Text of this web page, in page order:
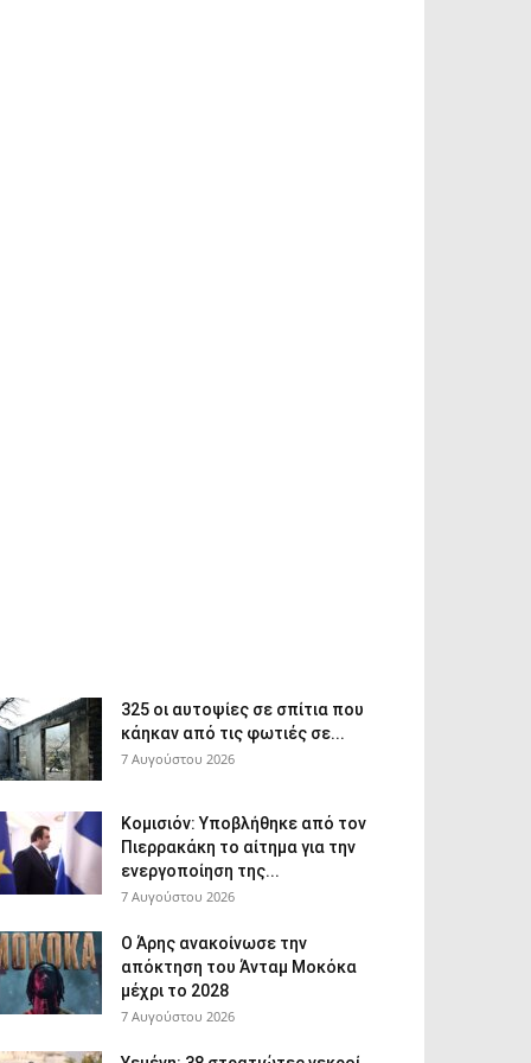
325 οι αυτοψίες σε σπίτια που
κάηκαν από τις φωτιές σε...
7 Αυγούστου 2026
Κομισιόν: Υποβλήθηκε από τον
Πιερρακάκη το αίτημα για την
ενεργοποίηση της...
7 Αυγούστου 2026
Ο Άρης ανακοίνωσε την
απόκτηση του Άνταμ Μοκόκα
μέχρι το 2028
7 Αυγούστου 2026